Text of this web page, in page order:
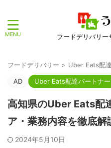
フードデリバリー
フードデリバリー > Uber Eats配
AD Uber Eats配達パートナー
高知県のUber Eats配
ア・業務内容を徹底解
2024年5月10日